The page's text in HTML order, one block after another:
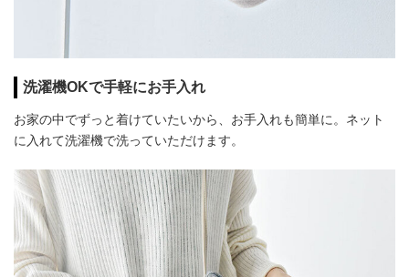
洗濯機OKで手軽にお手入れ
お家の中でずっと着けていたいから、お手入れも簡単に。ネット
に入れて洗濯機で洗っていただけます。